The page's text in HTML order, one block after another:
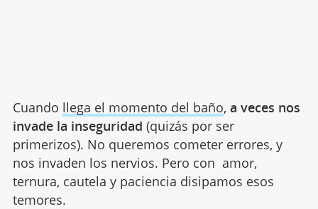
Cuando llega el momento del baño, a veces nos
invade la inseguridad (quizás por ser
primerizos). No queremos cometer errores, y
nos invaden los nervios. Pero con amor,
ternura, cautela y paciencia disipamos esos
temores.